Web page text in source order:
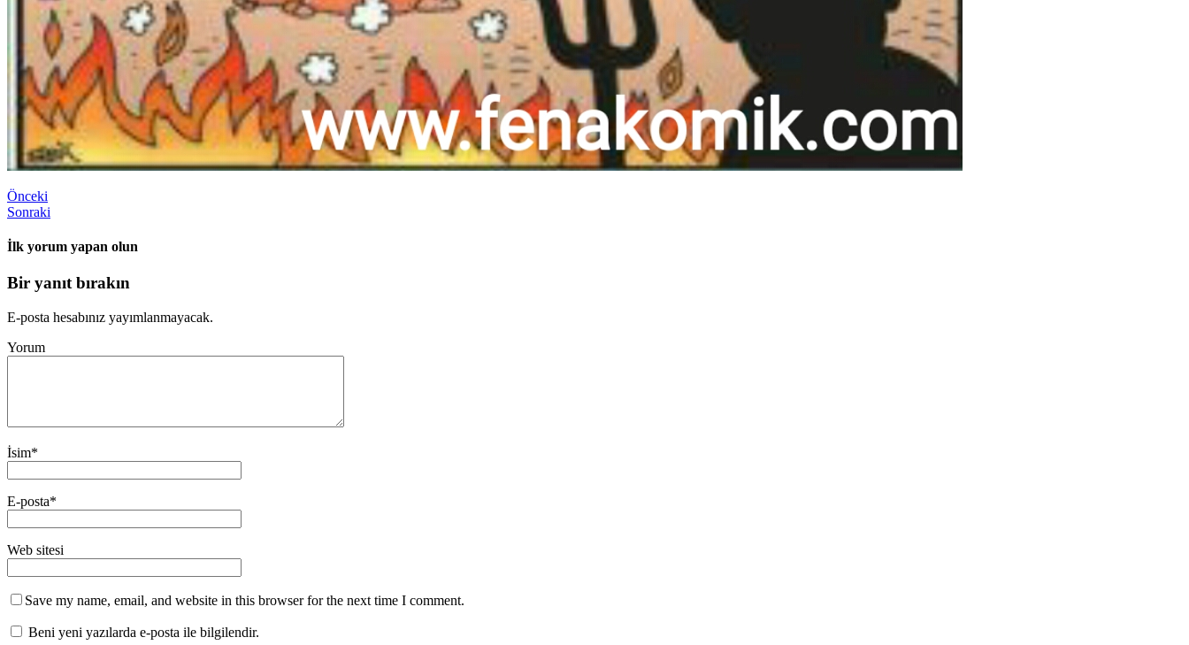
Önceki
Sonraki
İlk yorum yapan olun
Bir yanıt bırakın
E-posta hesabınız yayımlanmayacak.
Yorum
İsim*
E-posta*
Web sitesi
Save my name, email, and website in this browser for the next time I comment.
Beni yeni yazılarda e-posta ile bilgilendir.